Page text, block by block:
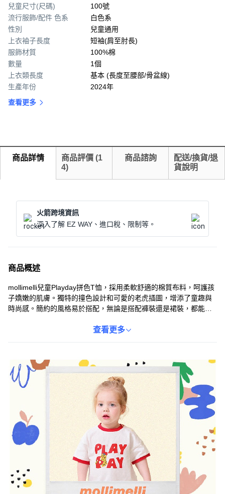
兒童尺寸(尺碼)
100號
流行服飾/配件 色系
白色系
性別
兒童通用
上衣袖子長度
短袖(肩至肘長)
服飾材質
100%棉
數量
1個
上衣類長度
基本 (長度至腰部/骨盆線)
生產年份
2024年
查看更多
商品詳情 商品評價 (1
4)
商品諮詢
配送/換貨/退
貨說明
火箭跨境資訊
深入了解 EZ WAY、進口稅、限制等。
商品概述
mollimelli兒童Playday拼色T恤，採用柔軟舒適的棉質布料，呵護孩
子嬌嫩的肌膚。獨特的撞色設計和可愛的老虎插圖，增添了童趣與
時尚感。簡約的風格易於搭配，無論是搭配褲裝還是裙裝，都能展
舒適。這款T恤是孩子們日常穿搭的理想選擇，讓他們在玩樂中也能
查看更多